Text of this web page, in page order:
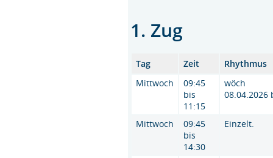
1. Zug
Tag Zeit
Rhythmus
Mittwoch
09:45
bis
11:15
wöch
08.04.2026
Mittwoch
09:45
bis
14:30
Einzelt.